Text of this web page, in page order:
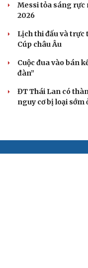
Messi tỏa sáng rực
2026
Lịch thi đấu và trực
Cúp châu Âu
Cuộc đua vào bán
đàn”
ĐT Thái Lan có
nguy cơ bị loại sớm